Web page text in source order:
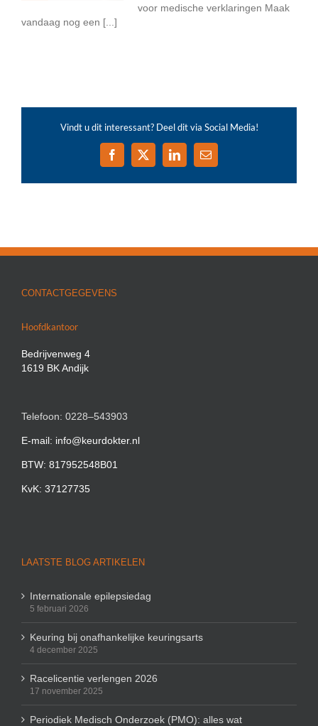
voor medische verklaringen Maak
vandaag nog een [...]
Vindt u dit interessant? Deel dit via Social Media!
Facebook
X LinkedIn
E-
mail
CONTACTGEGEVENS
Hoofdkantoor
Bedrijvenweg 4
1619 BK Andijk
Telefoon: 0228–543903
E-mail: info@keurdokter.nl
BTW: 817952548B01
KvK: 37127735
LAATSTE BLOG ARTIKELEN
Internationale epilepsiedag
5 februari 2026
Keuring bij onafhankelijke keuringsarts
4 december 2025
Racelicentie verlengen 2026
17 november 2025
Periodiek Medisch Onderzoek (PMO): alles wat